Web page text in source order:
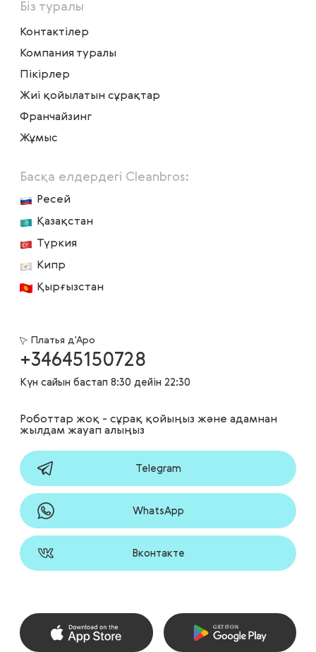
Біз туралы
Контактілер
Компания туралы
Пікірлер
Жиі қойылатын сұрақтар
Франчайзинг
Жұмыс
Роботтар жоқ - сұрақ қойыңыз және адамнан
жылдам жауап алыңыз
Telegram
WhatsApp
Вконтакте
Платья д'Аро
+34645150728
Күн сайын бастап 8:30 дейін 22:30
Басқа елдердегі Cleanbros:
Ресей
Қазақстан
Түркия
Кипр
Қырғызстан